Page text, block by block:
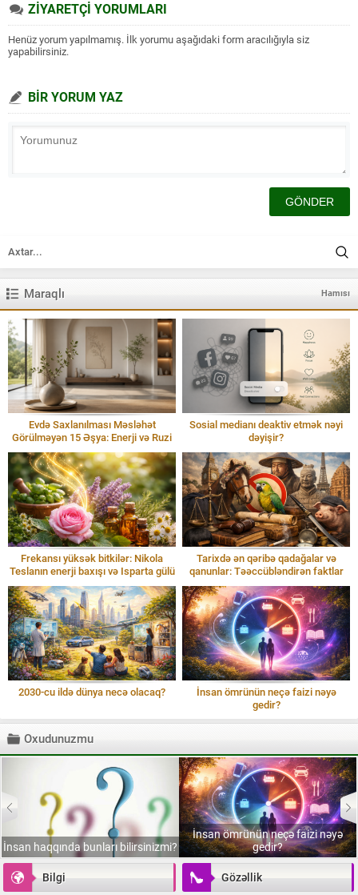
ZİYARETÇİ YORUMLARI
Henüz yorum yapılmamış. İlk yorumu aşağıdaki form aracılığıyla siz
yapabilirsiniz.
BİR YORUM YAZ
Maraqlı Hamısı
Evdə Saxlanılması Məsləhət
Görülməyən 15 Əşya: Enerji və Ruzi
Sosial medianı deaktiv etmək nəyi
dəyişir?
Frekansı yüksək bitkilər: Nikola
Teslanın enerji baxışı və Isparta gülü
Tarixdə ən qəribə qadağalar və
qanunlar: Təəccübləndirən faktlar
2030-cu ildə dünya necə olacaq?
İnsan ömrünün neçə faizi nəyə
gedir?
Oxudunuzmu
İnsan haqqında bunları bilirsinizmi?
İnsan ömrünün neçə faizi nəyə
gedir?
Bilgi Gözəllik